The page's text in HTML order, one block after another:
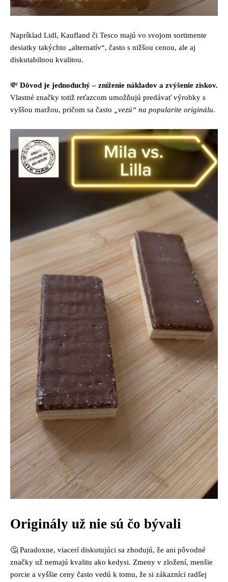
Napríklad Lidl, Kaufland či Tesco majú vo svojom sortimente
desiatky takýchto „alternatív“, často s nižšou cenou, ale aj
diskutabilnou kvalitou.
💸 Dôvod je jednoduchý – zníženie nákladov a zvýšenie ziskov.
Vlastné značky totiž reťazcom umožňujú predávať výrobky s
vyššou maržou, pričom sa často „vezú“ na popularite originálu.
Originály už nie sú čo bývali
🤔 Paradoxne, viacerí diskutujúci sa zhodujú, že ani pôvodné
značky už nemajú kvalitu ako kedysi. Zmeny v zložení, menšie
porcie a vyššie ceny často vedú k tomu, že si zákazníci radšej